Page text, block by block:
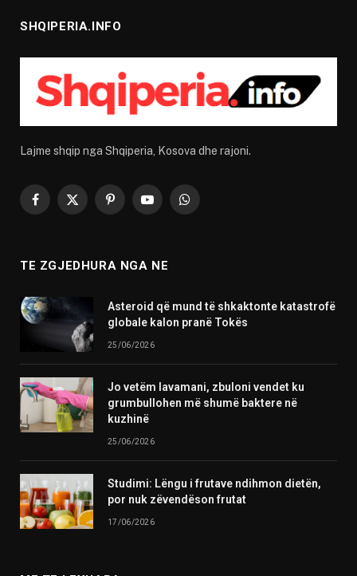
SHQIPERIA.INFO
Lajme shqip nga Shqiperia, Kosova dhe rajoni.
Facebook
X
PinterestYouTubeWhatsApp
TE ZGJEDHURA NGA NE
Asteroid që mund të shkaktonte katastrofë
globale kalon pranë Tokës
25/06/2026
Jo vetëm lavamani, zbuloni vendet ku
grumbullohen më shumë baktere në
kuzhinë
25/06/2026
Studimi: Lëngu i frutave ndihmon dietën,
por nuk zëvendëson frutat
17/06/2026